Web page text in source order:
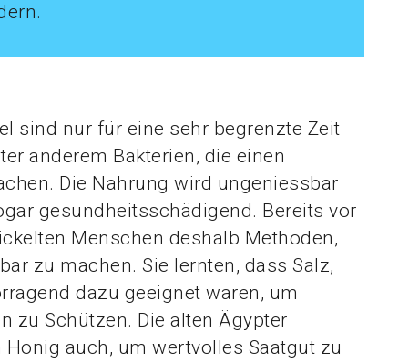
sind nur für eine sehr begrenzte Zeit
anderem Bakterien, die einen
Die Nahrung wird ungeniessbar
gesundheitsschädigend. Bereits vor
Menschen deshalb Methoden,
zu machen. Sie lernten, dass Salz,
dazu geeignet waren, um
zu Schützen. Die alten Ägypter
auch, um wertvolles Saatgut zu